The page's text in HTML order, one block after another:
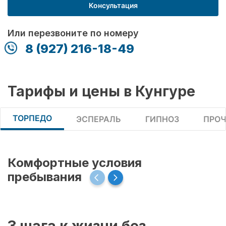
Консультация
Или перезвоните по номеру
8 (927) 216-18-49
Тарифы и цены в Кунгуре
ТОРПЕДО ЭСПЕРАЛЬ ГИПНОЗ
Комфортные условия
пребывания